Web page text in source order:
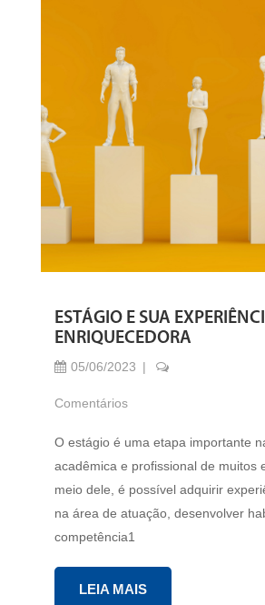
ESTÁGIO E SUA
ENRIQUECEDORA
05/06/2023
Comentários
O estágio é uma etapa importante
acadêmica e profissional de muitos
meio dele, é possível adquirir
na área de atuação, desenvolver
competência1
LEIA MAIS